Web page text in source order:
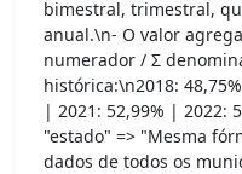
bimestral, trimestral,
anual.\n- O valor
numerador / Σ
histórica:\n2018:
| 2021: 52,99% | 2022:
"estado" => "Mesma
dados de todos os